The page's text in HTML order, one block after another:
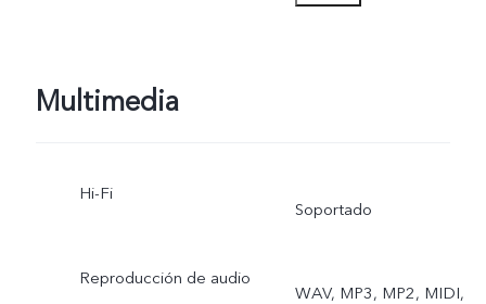
Multimedia
Hi-Fi
Soportado
Reproducción de audio
WAV, MP3, MP2, MIDI,